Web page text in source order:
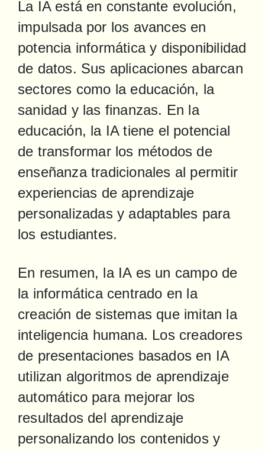
La IA está en constante evolución,
impulsada por los avances en
potencia informática y disponibilidad
de datos. Sus aplicaciones abarcan
sectores como la educación, la
sanidad y las finanzas. En la
educación, la IA tiene el potencial
de transformar los métodos de
enseñanza tradicionales al permitir
experiencias de aprendizaje
personalizadas y adaptables para
los estudiantes.
En resumen, la IA es un campo de
la informática centrado en la
creación de sistemas que imitan la
inteligencia humana. Los creadores
de presentaciones basados en IA
utilizan algoritmos de aprendizaje
automático para mejorar los
resultados del aprendizaje
personalizando los contenidos y